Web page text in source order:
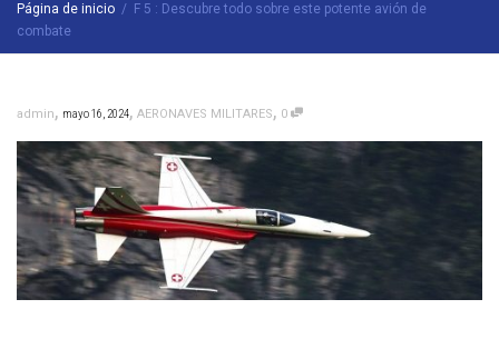
Página de inicio
F 5 : Descubre todo sobre este potente avión de
combate
admin, mayo 16, 2024, AERONAVES MILITARES, 0